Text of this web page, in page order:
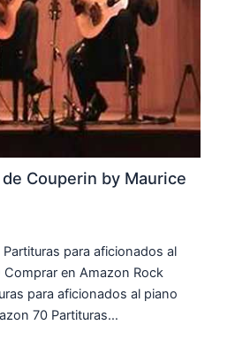
Couperin by Maurice
Partituras para aficionados al
Comprar en Amazon Rock
para aficionados al piano
70 Partituras…